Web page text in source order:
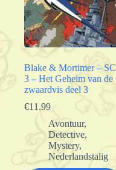
Blake & Mortimer – SC
3 – Het Geheim van de
zwaardvis deel 3
€11.99
Avontuur,
Detective,
Mystery,
Nederlandstalig